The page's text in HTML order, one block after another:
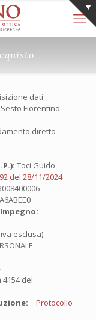
dati
Sesto Fiorentino
diretto
Toci Guido
del 28/11/2024
esclusa)
del
Protocollo